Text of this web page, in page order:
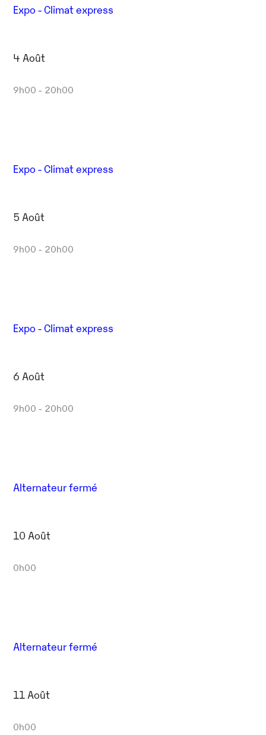
Expo - Climat express
4 Août
9h00 - 20h00
Expo - Climat express
5 Août
9h00 - 20h00
Expo - Climat express
6 Août
9h00 - 20h00
Alternateur fermé
10 Août
0h00
Alternateur fermé
11 Août
0h00